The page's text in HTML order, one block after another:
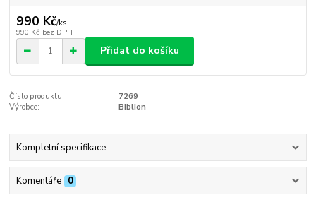
990 Kč/ks
990 Kč bez DPH
Přidat do košíku
Číslo produktu:
7269
Výrobce:
Biblion
Kompletní specifikace
Komentáře 0